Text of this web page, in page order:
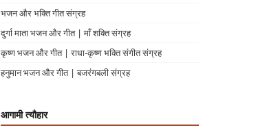
भजन और भक्ति गीत संग्रह
दुर्गा माता भजन और गीत | माँ शक्ति संग्रह
कृष्ण भजन और गीत | राधा-कृष्ण भक्ति संगीत संग्रह
हनुमान भजन और गीत | बजरंगबली संग्रह
आगामी त्यौहार